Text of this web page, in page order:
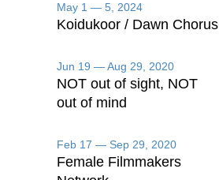
May 1 — 5, 2024
Koidukoor / Dawn Chorus
Jun 19 — Aug 29, 2020
NOT out of sight, NOT
out of mind
Feb 17 — Sep 29, 2020
Female Filmmakers